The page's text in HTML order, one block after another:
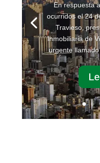
En respuesta
ocurridos el 24
Travieso,
Inmobiliaria de
urgente